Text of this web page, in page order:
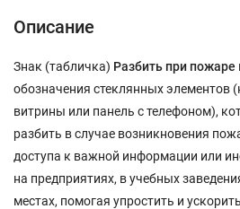
Описание
Знак (табличка) Разбить при пожаре
обозначения стеклянных элементов
витрины или панель с телефоном),
разбить в случае возникновения
доступа к важной информации или
на предприятиях, в учебных
местах, помогая упростить и